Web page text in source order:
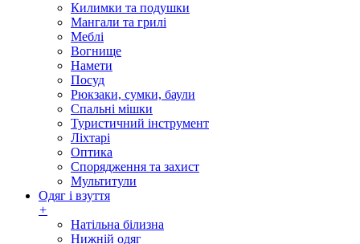
Килимки та подушки
Мангали та грилі
Меблі
Вогнище
Намети
Посуд
Рюкзаки, сумки, баули
Спальні мішки
Туристичний інструмент
Ліхтарі
Оптика
Спорядження та захист
Мультитули
Одяг і взуття
+
Натільна білизна
Нижній одяг